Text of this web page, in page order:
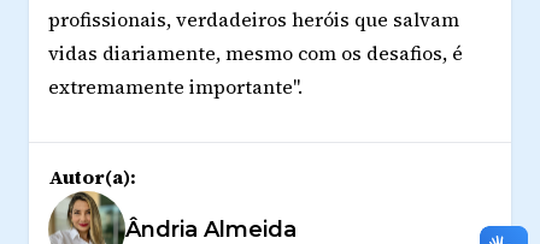
profissionais, verdadeiros heróis que salvam
vidas diariamente, mesmo com os desafios, é
extremamente importante".
Autor(a):
Ândria Almeida